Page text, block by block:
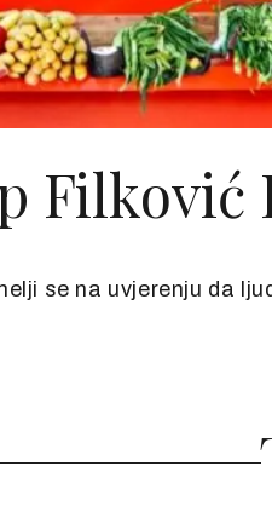
Filković
se na uvjerenju da